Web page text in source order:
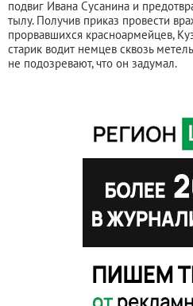
подвиг Ивана Сусанина и
тылу. Получив приказ провести
прорвавшихся красноармейцев,
старик водит немцев сквозь
не подозревают, что он задумал.